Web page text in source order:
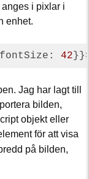
i pixlar i
enhet.
fontSize : 42
Jag har lagt till
bilden,
objekt eller
för att visa
på bilden,